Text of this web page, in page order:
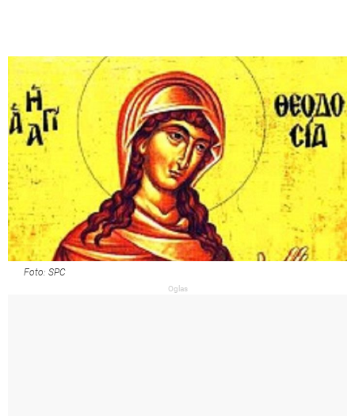
Foto: SPC
Oglas